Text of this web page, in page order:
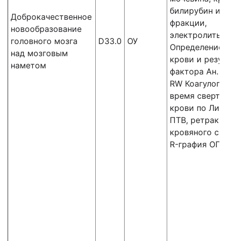
Доброкачественное
новообразование
головного мозга
над мозговым
наметом
D33.0 ОУ
билирубин и
фракции,
электролиты,
Определение
крови и
фактора Ан.
RW
время
крови по Ли-
ПТВ,
кровяного
R-графия